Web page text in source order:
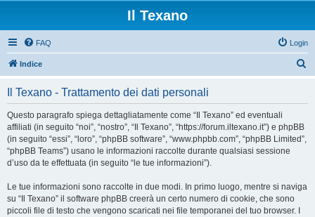
Il Texano
FAQ Login
Indice
Il Texano - Trattamento dei dati personali
Questo paragrafo spiega dettagliatamente come “Il Texano” ed eventuali
affiliati (in seguito “noi”, “nostro”, “Il Texano”, “https://forum.iltexano.it”) e phpBB
(in seguito “essi”, “loro”, “phpBB software”, “www.phpbb.com”, “phpBB Limited”,
“phpBB Teams”) usano le informazioni raccolte durante qualsiasi sessione
d’uso da te effettuata (in seguito “le tue informazioni”).
Le tue informazioni sono raccolte in due modi. In primo luogo, mentre si naviga
su “Il Texano” il software phpBB creerà un certo numero di cookie, che sono
piccoli file di testo che vengono scaricati nei file temporanei del tuo browser. I